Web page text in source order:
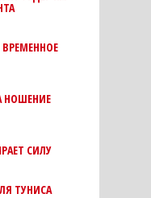
НОШЕНИЕ
СИЛУ
ТУНИСА